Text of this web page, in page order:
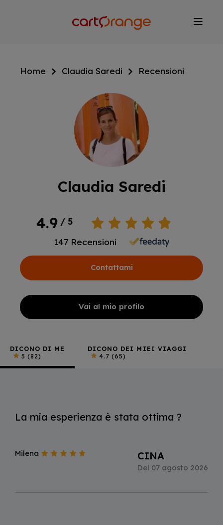
Home Claudia Saredi Recensioni
Claudia Saredi
4.9 / 5
147 Recensioni
Contattami
Vai al mio profilo
DICONO DI ME
5 (82)
DICONO DEI MIEI VIAGGI
4.7 (65)
La mia esperienza è stata ottima ?
Milena CINA
Del 07 agosto 2026